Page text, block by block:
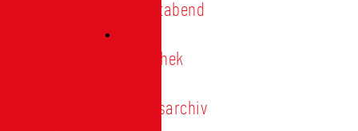
Heimatabend
Bibliothek
Vereinsarchiv